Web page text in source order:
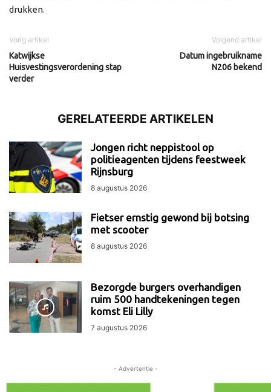
drukken.
Vorig artikel
Katwijkse
Huisvestingsverordening stap
verder
Volgend artikel
Datum ingebruikname
N206 bekend
GERELATEERDE ARTIKELEN
Jongen richt neppistool op
politieagenten tijdens feestweek
Rijnsburg
8 augustus 2026
Fietser ernstig gewond bij botsing
met scooter
8 augustus 2026
Bezorgde burgers overhandigen
ruim 500 handtekeningen tegen
komst Eli Lilly
7 augustus 2026
- Advertentie -